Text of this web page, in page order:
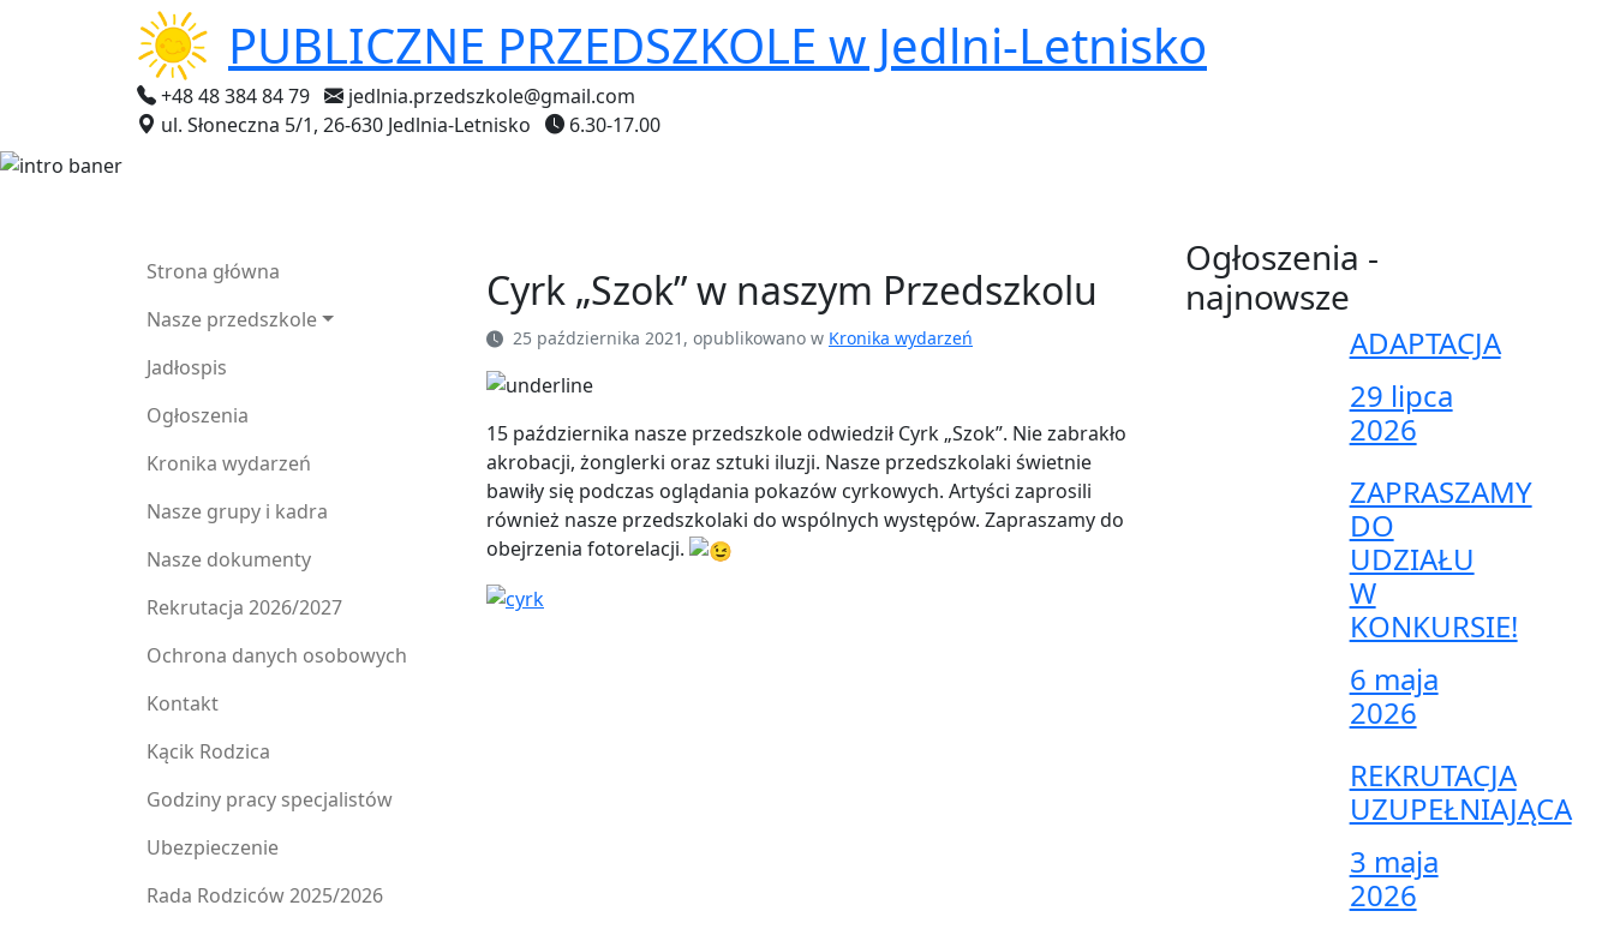
PUBLICZNE PRZEDSZKOLE w Jedlni-Letnisko
+48 48 384 84 79
jedlnia.przedszkole@gmail.com
ul. Słoneczna 5/1, 26-630 Jedlnia-Letnisko
6.30-17.00
Strona główna
Nasze przedszkole
Jadłospis
Ogłoszenia
Kronika wydarzeń
Nasze grupy i kadra
Nasze dokumenty
Rekrutacja 2026/2027
Ochrona danych osobowych
Kontakt
Kącik Rodzica
Godziny pracy specjalistów
Ubezpieczenie
Rada Rodziców 2025/2026
Cyrk „Szok” w naszym Przedszkolu
25 października 2021, opublikowano w Kronika wydarzeń
15 października nasze przedszkole odwiedził Cyrk „Szok”. Nie zabrakło
akrobacji, żonglerki oraz sztuki iluzji. Nasze przedszkolaki świetnie
bawiły się podczas oglądania pokazów cyrkowych. Artyści zaprosili
również nasze przedszkolaki do wspólnych występów. Zapraszamy do
obejrzenia fotorelacji.
Ogłoszenia -
najnowsze
ADAPTACJA
29 lipca
2026
ZAPRASZAMY
DO
UDZIAŁU
W
KONKURSIE!
6 maja
2026
REKRUTACJA
UZUPEŁNIAJĄCA
3 maja
2026